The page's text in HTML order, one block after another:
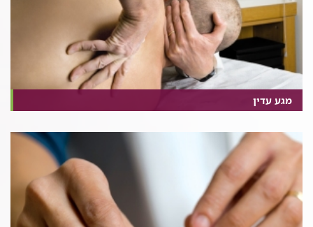
מגע עדין